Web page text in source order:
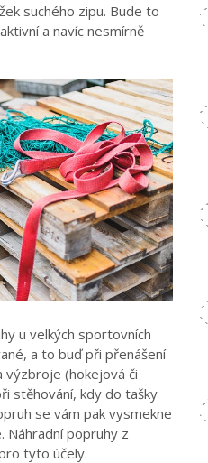
suchého zipu. Bude to
a navíc nesmírně
u velkých sportovních
a to buď při přenášení
(hokejová či
stěhování, kdy do tašky
se vám pak vysmekne
Náhradní popruhy z
tyto účely.